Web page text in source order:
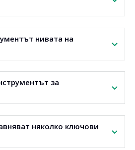
оценка на
на ключовите думи в
от търсенето.
нивата на
като ниска, средна или
за
на резултатите са прости и
няколко ключови